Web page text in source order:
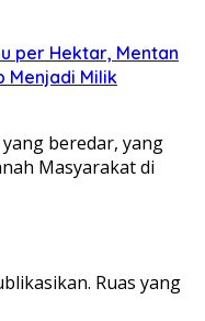
per Hektar, Mentan
Menjadi Milik
yang beredar, yang
Masyarakat di
Ruas yang